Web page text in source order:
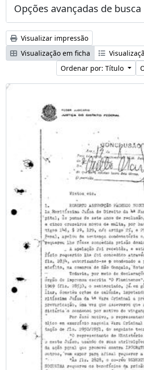
Opções avançadas de busca
Visualizar impressão
Visualização em ficha
Ordenar por: Título